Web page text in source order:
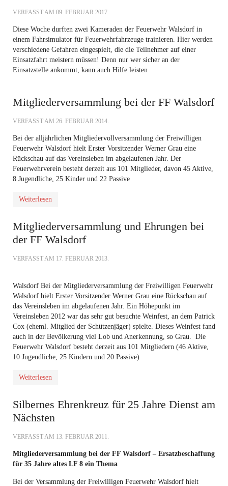
VERFASST AM 09. FEBRUAR 2017.
Diese Woche durften zwei Kameraden der Feuerwehr Walsdorf in
einem Fahrsimulator für Feuerwehrfahrzeuge trainieren. Hier werden
verschiedene Gefahren eingespielt, die die Teilnehmer auf einer
Einsatzfahrt meistern müssen! Denn nur wer sicher an der
Einsatzstelle ankommt, kann auch Hilfe leisten
Mitgliederversammlung bei der FF Walsdorf
VERFASST AM 26. FEBRUAR 2014.
Bei der alljährlichen Mitgliedervollversammlung der Freiwilligen
Feuerwehr Walsdorf hielt Erster Vorsitzender Werner Grau eine
Rückschau auf das Vereinsleben im abgelaufenen Jahr. Der
Feuerwehrverein besteht derzeit aus 101 Mitglieder, davon 45 Aktive,
8 Jugendliche, 25 Kinder und 22 Passive
Weiterlesen
Mitgliederversammlung und Ehrungen bei
der FF Walsdorf
VERFASST AM 17. FEBRUAR 2013.
Walsdorf Bei der Mitgliederversammlung der Freiwilligen Feuerwehr
Walsdorf hielt Erster Vorsitzender Werner Grau eine Rückschau auf
das Vereinsleben im abgelaufenen Jahr. Ein Höhepunkt im
Vereinsleben 2012 war das sehr gut besuchte Weinfest, an dem Patrick
Cox (eheml. Mitglied der Schützenjäger) spielte. Dieses Weinfest fand
auch in der Bevölkerung viel Lob und Anerkennung, so Grau. Die
Feuerwehr Walsdorf besteht derzeit aus 101 Mitgliedern (46 Aktive,
10 Jugendliche, 25 Kindern und 20 Passive)
Weiterlesen
Silbernes Ehrenkreuz für 25 Jahre Dienst am
Nächsten
VERFASST AM 13. FEBRUAR 2011.
Mitgliederversammlung bei der FF Walsdorf – Ersatzbeschaffung
für 35 Jahre altes LF 8 ein Thema
Bei der Versammlung der Freiwilligen Feuerwehr Walsdorf hielt